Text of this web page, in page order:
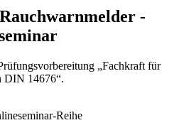
-
„Fachkraft für
DIN 14676“.